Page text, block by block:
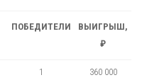
ПОБЕДИТЕЛИ
ВЫИГРЫШ,
₽
1 360 000